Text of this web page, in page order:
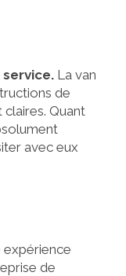
La van
de
Quant
avec eux
expérience
de